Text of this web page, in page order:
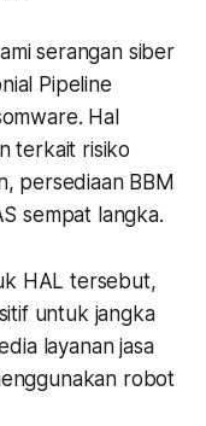
serangan siber
Pipeline
Hal
terkait risiko
persediaan BBM
sempat langka.
HAL tersebut,
untuk jangka
layanan jasa
robot